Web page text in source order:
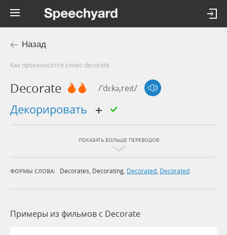
Назад
Как произносится слово decorate
Decorate /'dɛkə,reɪt/
декорировать
ПОКАЗАТЬ БОЛЬШЕ ПЕРЕВОДОВ
ФОРМЫ СЛОВА: Decorates, Decorating, Decorated, Decorated
Примеры из фильмов c Decorate